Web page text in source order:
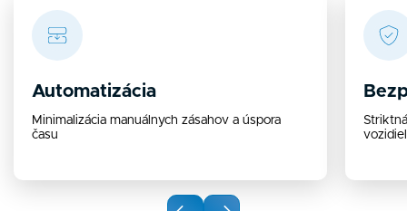
Automatizácia
Minimalizácia manuálnych zásahov a úspora
času